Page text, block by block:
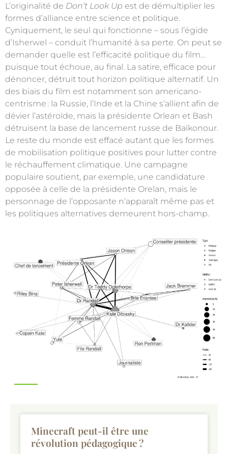
L’originalité de Don’t Look Up est de démultiplier les
formes d’alliance entre science et politique.
Cyniquement, le seul qui fonctionne – sous l’égide
d’Isherwel – conduit l’humanité à sa perte. On peut se
demander quelle est l’efficacité politique du film…
puisque tout échoue, au final. La satire, efficace pour
dénoncer, détruit tout horizon politique alternatif. Un
des biais du film est notamment son americano-
centrisme : la Russie, l’Inde et la Chine s’allient afin de
dévier l’astéroïde, mais la présidente Orlean et Bash
détruisent la base de lancement russe de Baïkonour.
Le reste du monde est effacé autant que les formes
de mobilisation politique positives pour lutter contre
le réchauffement climatique. Une campagne
populaire soutient, par exemple, une candidature
opposée à celle de la présidente Orelan, mais le
personnage de l’opposante n’apparaît même pas et
les politiques alternatives demeurent hors-champ.
Minecraft peut-il être une
révolution pédagogique ?